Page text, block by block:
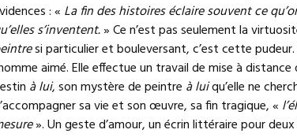
: « La fin des histoires éclaire souvent ce
s’inventent.» Ce n’est pas seulement la
si particulier et bouleversant, c’est cette pudeur.
aimé. Elle effectue un travail de mise à
à lui, son mystère de peintre à luiqu’elle ne
sa vie et son œuvre, sa fin tragique, «
». Un geste d’amour, un écrin littéraire pour